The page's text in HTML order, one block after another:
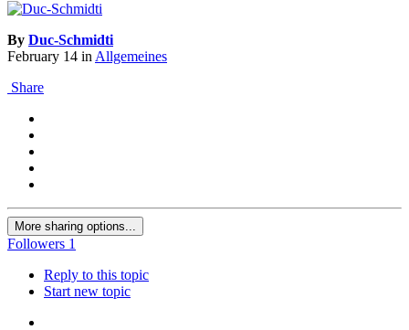
By Duc-Schmidti
February 14 inAllgemeines
Share
More sharing options...
Followers 1
Reply to this topic
Start new topic